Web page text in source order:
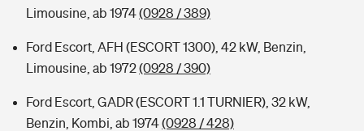
Limousine, ab 1974(0928 / 389)
Ford Escort, AFH (ESCORT 1300), 42 kW, Benzin,
Limousine, ab 1972(0928 / 390)
Ford Escort, GADR (ESCORT 1.1 TURNIER), 32 kW,
Benzin, Kombi, ab 1974(0928 / 428)